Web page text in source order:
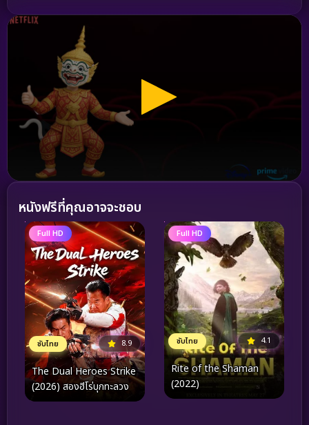
หนังฟรีที่คุณอาจจะชอบ
Full HD
ซับไทย 8.9
The Dual Heroes Strike
(2026) สองฮีโร่บุกทะลวง
Full HD
ซับไทย 4.1
Rite of the Shaman
(2022)